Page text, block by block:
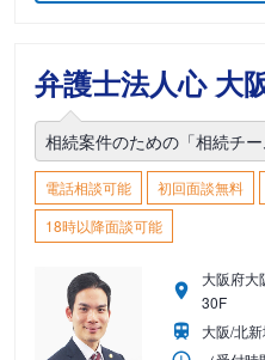
弁護士法人心 大
相続案件のための「相続チ
電話相談可能 初回面談無料
18時以降面談可能
大阪府大
30F
大阪/北